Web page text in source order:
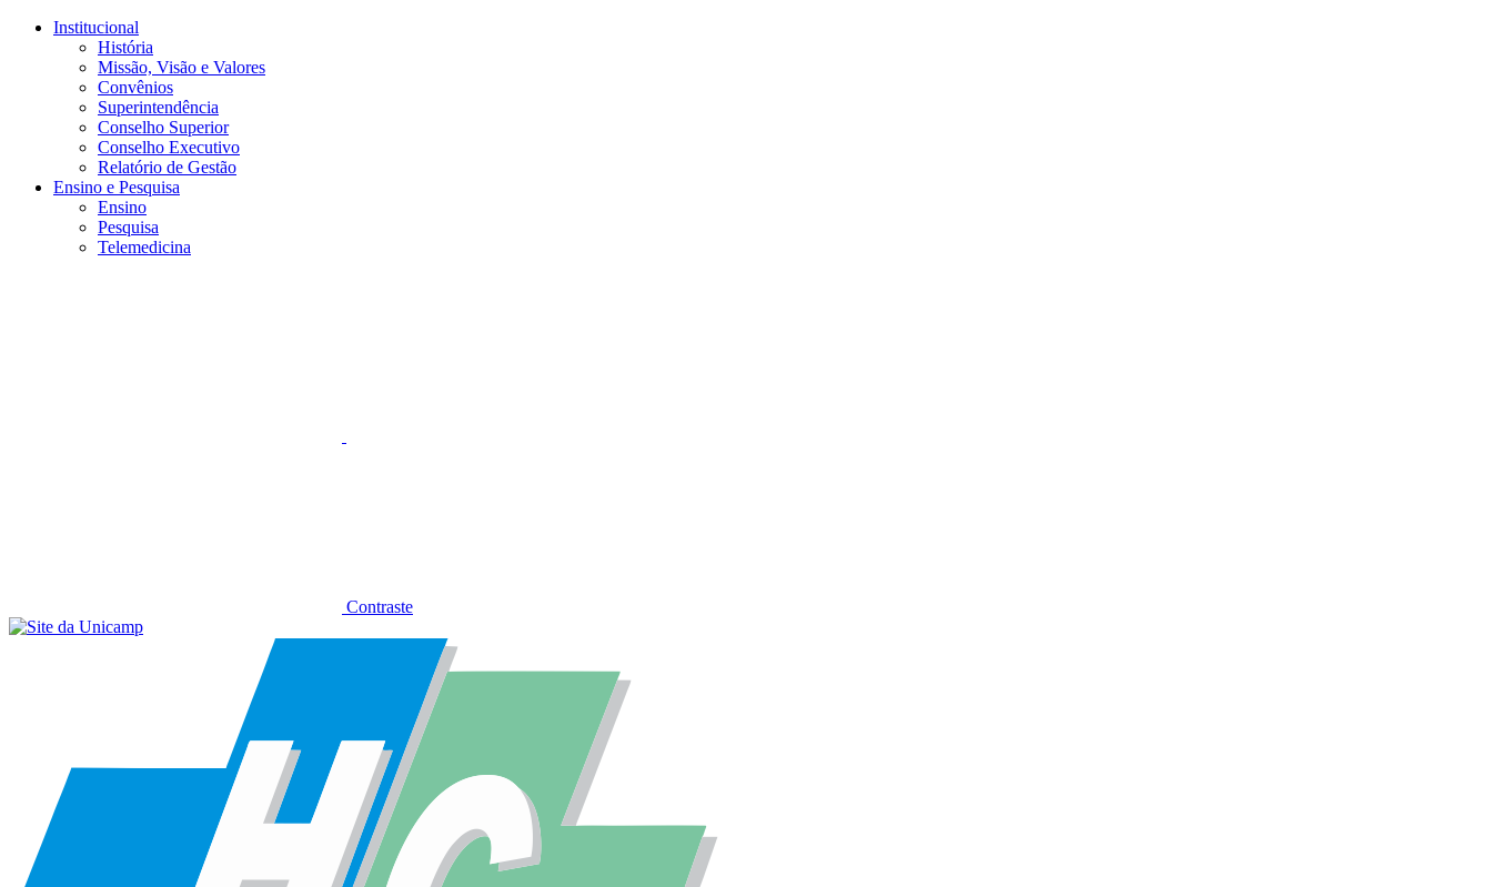
Conteúdo principal
Institucional
História
Missão, Visão e Valores
Convênios
Superintendência
Conselho Superior
Conselho Executivo
Relatório de Gestão
Ensino e Pesquisa
Ensino
Pesquisa
Telemedicina
Contraste